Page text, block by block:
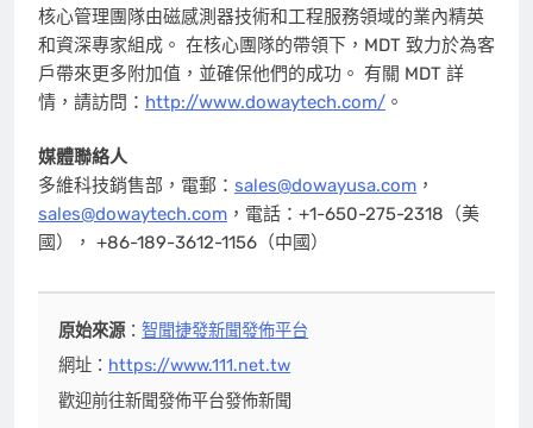
核心管理團隊由磁感測器技術和工程服務領域的業內精英
和資深專家組成。 在核心團隊的帶領下，MDT 致力於為客
戶帶來更多附加值，並確保他們的成功。 有關 MDT 詳
情，請訪問： http://www.dowaytech.com/ 。
媒體聯絡人
多維科技銷售部，電郵： sales@dowayusa.com ，
sales@dowaytech.com ，電話：+1-650-275-2318（美
國）， +86-189-3612-1156（中國）
原始來源：智聞捷發新聞發佈平台
網址： https://www.111.net.tw
歡迎前往新聞發佈平台發佈新聞